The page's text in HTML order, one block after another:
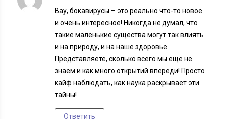
Вау, бокавирусы – это реально что-то новое
и очень интересное! Никогда не думал, что
такие маленькие существа могут так влиять
и на природу, и на наше здоровье.
Представляете, сколько всего мы еще не
знаем и как много открытий впереди! Просто
кайф наблюдать, как наука раскрывает эти
тайны!
Ответить